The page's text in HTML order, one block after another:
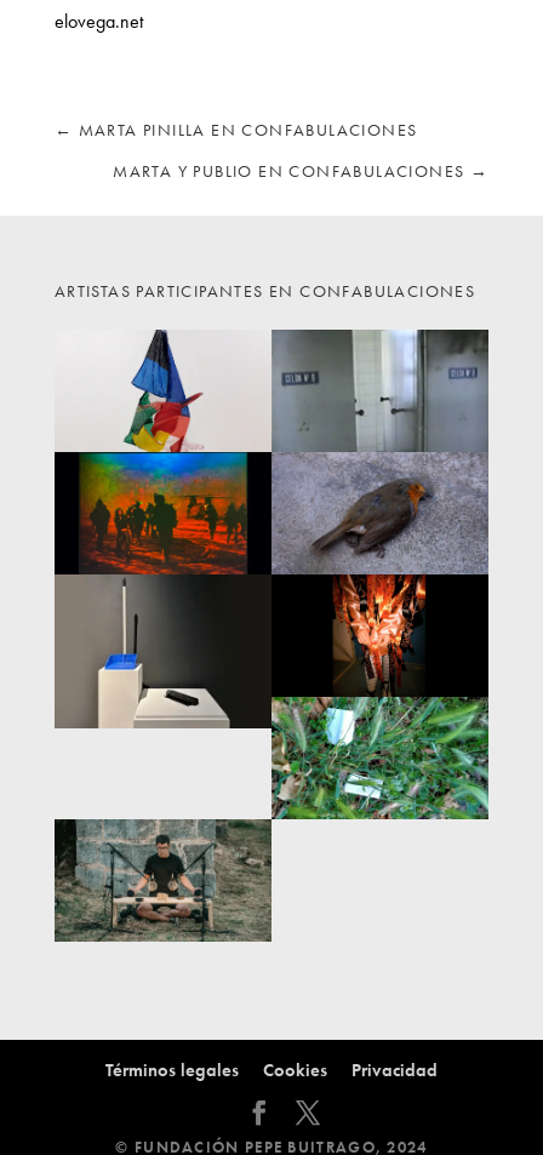
elovega.net
← MARTA PINILLA EN CONFABULACIONES
MARTA Y PUBLIO EN CONFABULACIONES →
ARTISTAS PARTICIPANTES EN CONFABULACIONES
Términos legales Cookies Privacidad
© FUNDACIÓN PEPE BUITRAGO, 2024